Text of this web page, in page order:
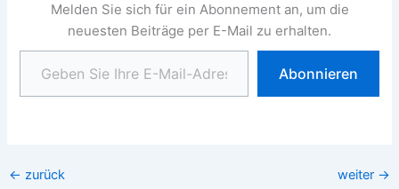
Melden Sie sich für ein Abonnement an, um die
neuesten Beiträge per E-Mail zu erhalten.
Geben Sie Ihre E-Mail-Adresse ein ...
Abonnieren
← zurück weiter →